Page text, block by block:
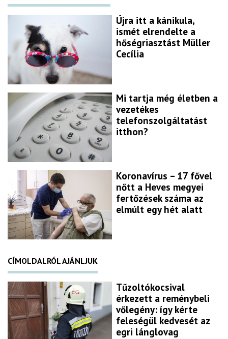
Újra itt a kánikula,
ismét elrendelte a
hőségriasztást Müller
Cecília
Mi tartja még életben a
vezetékes
telefonszolgáltatást
itthon?
Koronavírus – 17 fővel
nőtt a Heves megyei
fertőzések száma az
elmúlt egy hét alatt
CÍMOLDALRÓL AJÁNLJUK
Tűzoltókocsival
érkezett a reménybeli
vőlegény: így kérte
feleségül kedvesét az
egri lánglovag